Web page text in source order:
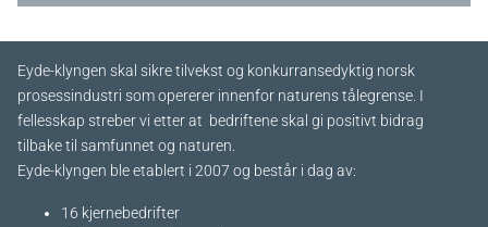
Eyde-klyngen skal sikre tilvekst og konkurransedyktig norsk
prosessindustri som opererer innenfor naturens tålegrense. I
fellesskap streber vi etter at bedriftene skal gi positivt bidrag
tilbake til samfunnet og naturen.
Eyde-klyngen ble etablert i 2007 og består i dag av:
16 kjernebedrifter​